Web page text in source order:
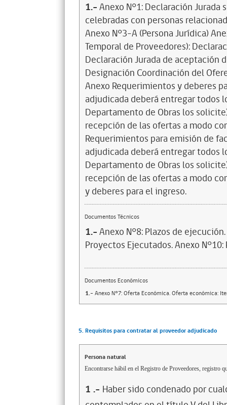
1.-Anexo N°1: Declaración
celebradas con personas
Anexo N°3-A (Persona Jurídica)
Temporal de Proveedores):
Declaración Jurada de aceptación
Designación Coordinación del
Anexo Requerimientos y deberes
adjudicada deberá entregar todos
Departamento de Obras los
recepción de las ofertas a modo
Requerimientos para emisión de
adjudicada deberá entregar todos
Departamento de Obras los
recepción de las ofertas a modo
y deberes para el ingreso.
Documentos Técnicos
1.-Anexo N°8: Plazos de
Proyectos Ejecutados. Anexo
Documentos Económicos
1.- Anexo N°7: Oferta Económica. Oferta económica:
5. Requisitos para contratar al proveedor adjudicado
Persona natural
Encontrarse hábil en el Registro de Proveedores, registro
1 .- Haber sido condenado por